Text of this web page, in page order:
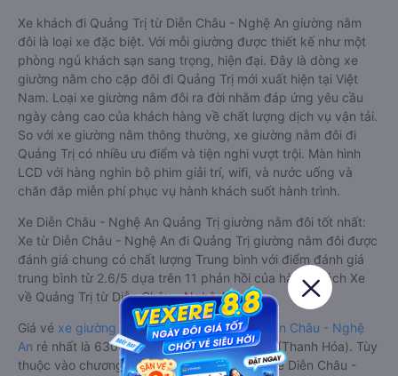
Xe khách đi Quảng Trị từ Diễn Châu - Nghệ An giường nằm
đôi là loại xe đặc biệt. Với mỗi giường được thiết kế như một
phòng ngủ khách sạn sang trọng, hiện đại. Đây là dòng xe
giường nằm cho cặp đôi đi Quảng Trị mới xuất hiện tại Việt
Nam. Loại xe giường nằm đôi ra đời nhằm đáp ứng yêu cầu
ngày càng cao của khách hàng về chất lượng dịch vụ vận tải.
So với xe giường nằm thông thường, xe giường nằm đôi đi
Quảng Trị có nhiều ưu điểm và tiện nghi vượt trội. Màn hình
LCD với hàng nghìn bộ phim giải trí, wifi, và nước uống và
chăn đắp miễn phí phục vụ hành khách suốt hành trình.
Xe Diễn Châu - Nghệ An Quảng Trị giường nằm đôi tốt nhất:
Xe từ Diễn Châu - Nghệ An đi Quảng Trị giường nằm đôi được
đánh giá chung có chất lượng Trung bình với điểm đánh giá
trung bình từ 2.6/5 dựa trên 11 phản hồi của hành khách Xe
về Quảng Trị từ Diễn Châu - Nghệ An.
Giá vé xe giường nằm đôi đi Quảng Trị từ Diễn Châu - Nghệ
An rẻ nhất là 630000VND của hãng xe TNT (Thanh Hóa). Tùy
thuộc vào chương trình khuyến mãi, giá vé Xe Diễn Châu -